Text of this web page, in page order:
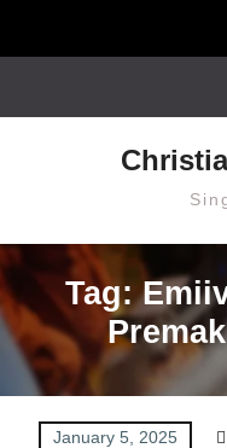
Tag:
January 5, 2025